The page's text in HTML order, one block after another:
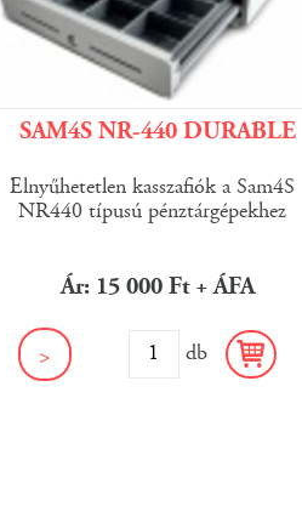
SAM4S NR-440 DURABLE
Elnyűhetetlen kasszafiók a Sam4S
NR440 típusú pénztárgépekhez
Ár: 15 000 Ft + ÁFA
> db